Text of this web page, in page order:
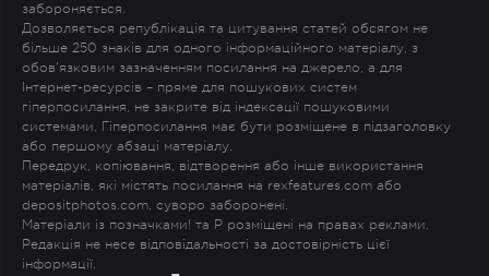
забороняється.
Дозволяється републікація та цитування статей обсягом не
більше 250 знаків для одного інформаційного матеріалу, з
обов'язковим зазначенням посилання на джерело, а для
Інтернет-ресурсів – пряме для пошукових систем
гіперпосилання, не закрите від індексації пошуковими
системами. Гіперпосилання має бути розміщене в підзаголовку
або першому абзаці матеріалу.
Передрук, копіювання, відтворення або інше використання
матеріалів, які містять посилання на rexfeatures.com або
depositphotos.com, суворо заборонені.
Матеріали із позначками! та P розміщені на правах реклами.
Редакція не несе відповідальності за достовірність цієї
інформації.